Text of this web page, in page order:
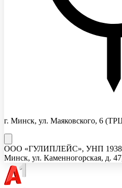
г. Минск, ул. Маяковского, 6
ООО «ГУЛИПЛЕЙС», УНП
Минск, ул. Каменногорская, д.